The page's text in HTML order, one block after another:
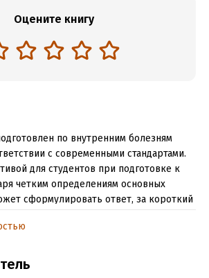
Оцените книгу
по внутренним болезням
с современными стандартами.
для студентов при подготовке к
четким определениям основных
сформулировать ответ, за короткий
Курс лекций будет полезен не